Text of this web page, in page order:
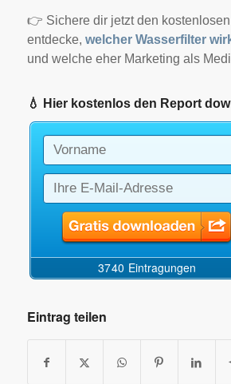
👉 Sichere dir jetzt den
entdecke, welcher Wasserfilter
und welche eher Marketing als
💧 Hier kostenlos den Report
Eintrag teilen